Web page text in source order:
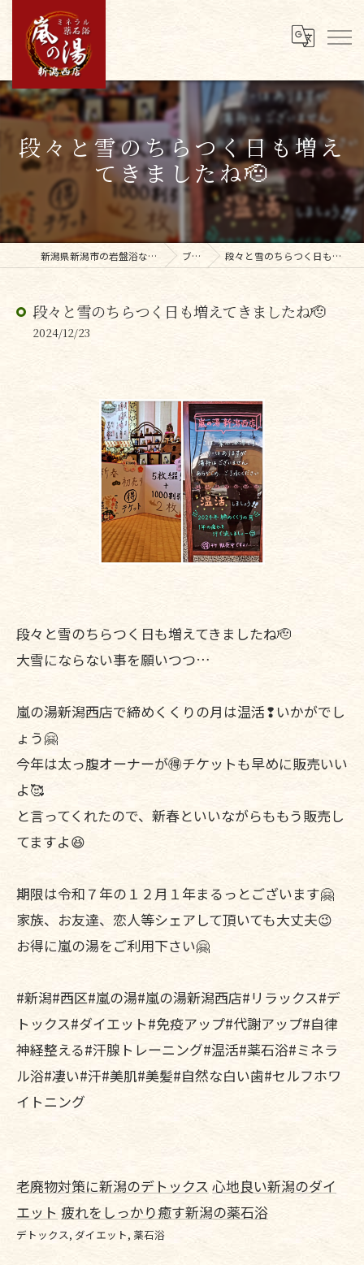
段々と雪のちらつく日も増え
てきましたね🫡
新潟県新潟市の岩盤浴なら嵐の湯新潟西店 ブログ 段々と雪のちらつく日も増えてきましたね🫡
段々と雪のちらつく日も増えてきましたね🫡
2024/12/23
段々と雪のちらつく日も増えてきましたね🫡
大雪にならない事を願いつつ…
嵐の湯新潟西店で締めくくりの月は温活❢いかがでし
ょう🤗
今年は太っ腹オーナーが🉐チケットも早めに販売いい
よ🥰
と言ってくれたので、新春といいながらももう販売し
てますよ😆
期限は令和７年の１２月１年まるっとございます🤗
家族、お友達、恋人等シェアして頂いても大丈夫😉
お得に嵐の湯をご利用下さい🤗
#新潟#西区#嵐の湯#嵐の湯新潟西店#リラックス#デ
トックス#ダイエット#免疫アップ#代謝アップ#自律
神経整える#汗腺トレーニング#温活#薬石浴#ミネラ
ル浴#凄い#汗#美肌#美髪#自然な白い歯#セルフホワ
イトニング
老廃物対策に新潟のデトックス 心地良い新潟のダイ
エット 疲れをしっかり癒す新潟の薬石浴
デトックス ダイエット 薬石浴